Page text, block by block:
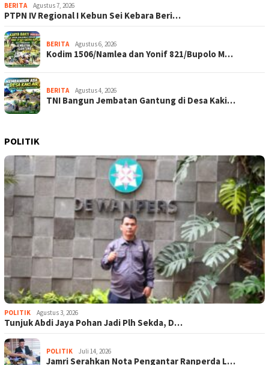
BERITA Agustus 7, 2026
PTPN IV Regional I Kebun Sei Kebara Beri…
BERITA Agustus 6, 2026
Kodim 1506/Namlea dan Yonif 821/Bupolo M…
BERITA Agustus 4, 2026
TNI Bangun Jembatan Gantung di Desa Kaki…
POLITIK
POLITIK Agustus 3, 2026
Tunjuk Abdi Jaya Pohan Jadi Plh Sekda, D…
POLITIK Juli 14, 2026
Jamri Serahkan Nota Pengantar Ranperda L…